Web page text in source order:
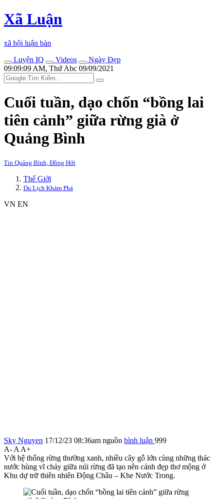
Xã Luận
xã hội luận bàn
Luyện IQ
Videos
Ngày Đẹp
09:09:09 AM, Thứ Abc 09/09/2021
Cuối tuần, dạo chốn “bồng lai
tiên cảnh” giữa rừng già ở
Quảng Bình
Tin Quảng Bình, Đồng Hới
Thế Giới
Du Lịch Khám Phá
VN EN
Sky Nguyen 17/12/23 08:36am nguồn bình luận 999
A- A A+
Với hệ thống rừng thường xanh, nhiều cây gỗ lớn cùng những thác
nước hùng vĩ chảy giữa núi rừng đã tạo nên cảnh đẹp thơ mộng ở
Khu dự trữ thiên nhiên Động Châu – Khe Nước Trong.